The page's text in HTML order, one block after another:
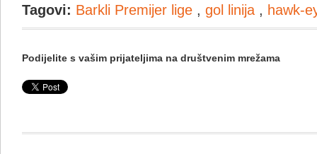
Tagovi: Barkli Premijer lige , gol linija , hawk-
Podijelite s vašim prijateljima na društvenim mrežama